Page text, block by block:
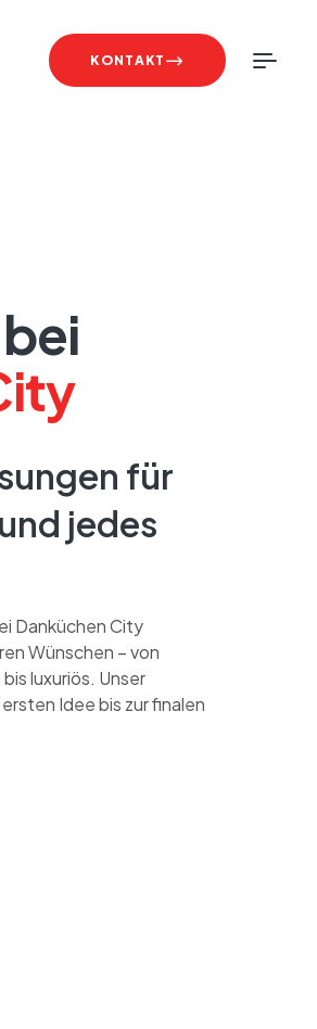
KONTAKT
für
jedes
Danküchen City
Wünschen – von
luxuriös. Unser
Idee bis zur finalen